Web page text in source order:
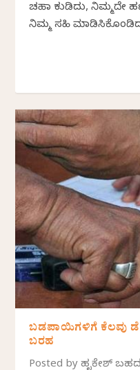
ಚಹಾ ಕುಡಿದು, ನಿಮ್ಮದೇ
ನಿಮ್ಮ ಸಹಿ
ಬಡಪಾಯಿಗಳಿಗೆ ಕೆಲವು
ಬರಹ
Posted byಹೃಷಿಕೇಶ್